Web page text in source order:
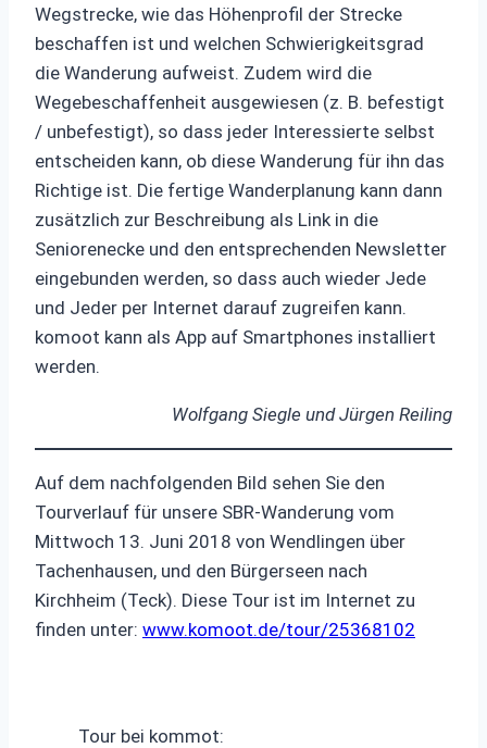
Wegstrecke, wie das Höhenprofil der Strecke
beschaffen ist und welchen Schwierigkeitsgrad
die Wanderung aufweist. Zudem wird die
Wegebeschaffenheit ausgewiesen (z. B. befestigt
/ unbefestigt), so dass jeder Interessierte selbst
entscheiden kann, ob diese Wanderung für ihn das
Richtige ist. Die fertige Wanderplanung kann dann
zusätzlich zur Beschreibung als Link in die
Seniorenecke und den entsprechenden Newsletter
eingebunden werden, so dass auch wieder Jede
und Jeder per Internet darauf zugreifen kann.
komoot kann als App auf Smartphones installiert
werden.
Wolfgang Siegle und Jürgen Reiling
Auf dem nachfolgenden Bild sehen Sie den
Tourverlauf für unsere SBR-Wanderung vom
Mittwoch 13. Juni 2018 von Wendlingen über
Tachenhausen, und den Bürgerseen nach
Kirchheim (Teck). Diese Tour ist im Internet zu
finden unter: www.komoot.de/tour/25368102
Tour bei kommot: